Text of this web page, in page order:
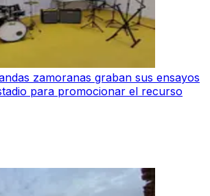
zamoranas graban sus ensayos
para promocionar el recurso